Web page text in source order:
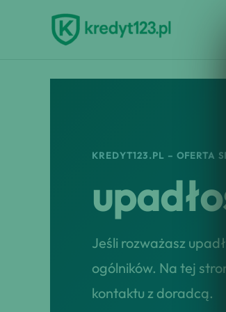
KREDYT123.PL – OFERTA
Jeśli rozważasz
ogólników. Na tej
kontaktu z doradcą.